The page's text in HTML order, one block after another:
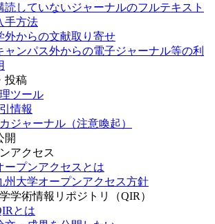
読していないジャーナルのフルテキスト
手方法
外からの文献取り寄せ
ャンパス外からの電子ジャーナル等の利
投稿
ツール
情報
ジャーナル（注意喚起）
開
アクセス
ープンアクセスとは
州大学オープンアクセス方針
学術情報リポジトリ（QIR）
とは